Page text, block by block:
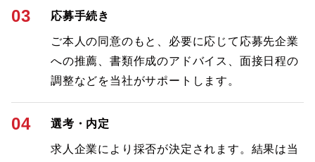
03 応募手続き
ご本人の同意のもと、必要に応じて応募先企業
への推薦、書類作成のアドバイス、面接日程の
調整などを当社がサポートします。
04 選考・内定
求人企業により採否が決定されます。結果は当